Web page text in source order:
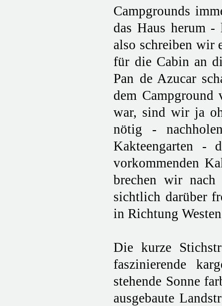
Campgrounds
das Haus herum
also schreiben wir
für die Cabin an
Pan de Azucar
dem Campground
war, sind wir ja
nötig -
Kakteengarten -
vorkommenden
brechen wir nach
sichtlich darüber
in Richtung
Die kurze
faszinierende
stehende Sonne
ausgebaute